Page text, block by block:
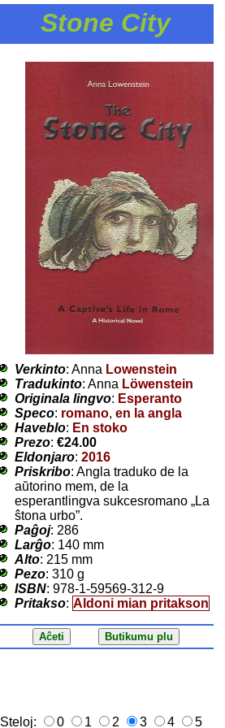
Stone City
Verkinto: Anna Lowenstein
Tradukinto: Anna Löwenstein
Originala lingvo: Esperanto
Speco: romano, en la angla
Haveblo: En stoko
Prezo: €24.00
Eldonjaro: 2016
Priskribo: Angla traduko de la
aŭtorino mem, de la
esperantlingva sukcesromano „La
ŝtona urbo”.
Paĝoj: 286
Larĝo: 140 mm
Alto: 215 mm
Pezo: 310 g
ISBN: 978-1-59569-312-9
Pritakso: Aldoni mian pritakson
Steloj: 0 1 2 3 4 5